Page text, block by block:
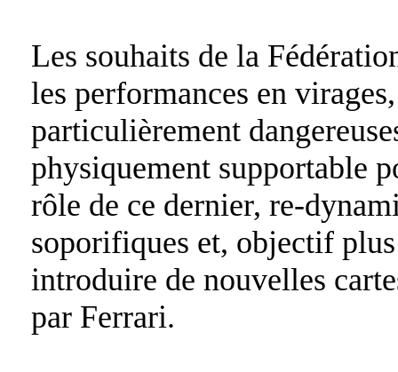
Les souhaits de la
les performances en
particulièrement
physiquement supportable
rôle de ce dernier, re-
soporifiques et, objectif
introduire de nouvelles
par Ferrari.